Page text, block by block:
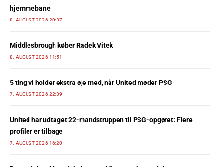
hjemmebane
8. AUGUST 2026 20:37
Middlesbrough køber Radek Vitek
8. AUGUST 2026 11:51
5 ting vi holder ekstra øje med, når United møder PSG
7. AUGUST 2026 22:39
United har udtaget 22-mandstruppen til PSG-opgøret: Flere
profiler er tilbage
7. AUGUST 2026 16:20